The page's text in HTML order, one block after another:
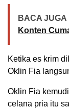
BACA JUGA
Konten
Ketika es krim
Oklin Fia
Oklin Fia
celana pria itu